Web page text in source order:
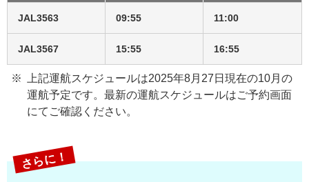
JAL3563 09:55 11:00
JAL3567 15:55 16:55
上記運航スケジュールは2025年8月27日現在の10月の
運航予定です。最新の運航スケジュールはご予約画面
にてご確認ください。
さらに！